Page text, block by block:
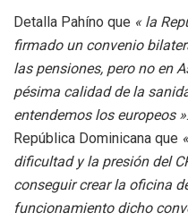
Detalla Pahíno que « la
firmado un convenio
las pensiones, pero no en
pésima calidad de la
entendemos los europeos »
República Dominicana que
dificultad y la presión del
conseguir crear la oficina
funcionamiento dicho